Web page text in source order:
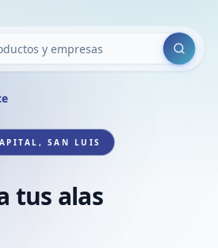
Buscar
SAN LUIS
tus alas